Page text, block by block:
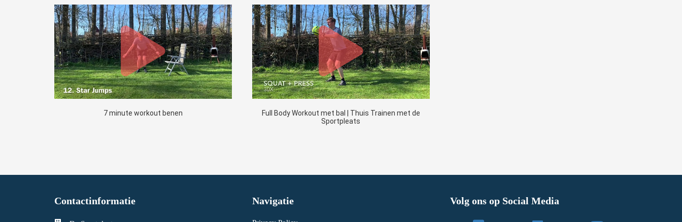
7 minute workout benen
Full Body Workout met bal | Thuis Trainen met de
Sportpleats
Contactinformatie Navigatie Volg ons op Social Media